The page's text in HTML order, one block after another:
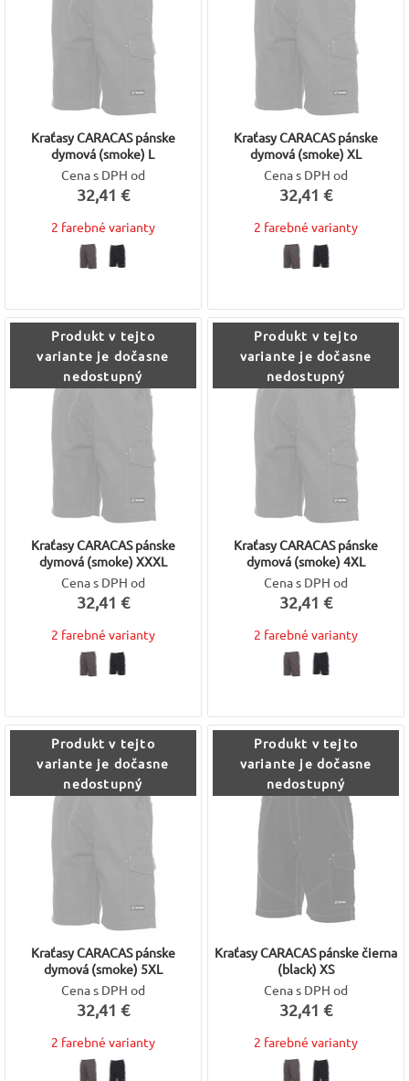
Kraťasy CARACAS pánske
dymová (smoke) L
Cena s DPH od
32,41 €
2 farebné varianty
Kraťasy CARACAS pánske
dymová (smoke) XL
Cena s DPH od
32,41 €
2 farebné varianty
Produkt v tejto
variante je dočasne
nedostupný
Kraťasy CARACAS pánske
dymová (smoke) XXXL
Cena s DPH od
32,41 €
2 farebné varianty
Produkt v tejto
variante je dočasne
nedostupný
Kraťasy CARACAS pánske
dymová (smoke) 4XL
Cena s DPH od
32,41 €
2 farebné varianty
Produkt v tejto
variante je dočasne
nedostupný
Kraťasy CARACAS pánske
dymová (smoke) 5XL
Cena s DPH od
32,41 €
2 farebné varianty
Produkt v tejto
variante je dočasne
nedostupný
Kraťasy CARACAS pánske čierna
(black) XS
Cena s DPH od
32,41 €
2 farebné varianty